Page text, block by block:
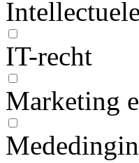
IT-recht
Marketing